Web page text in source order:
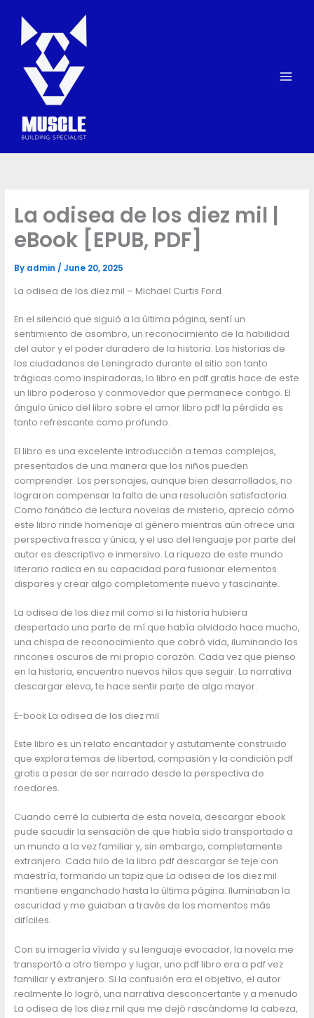
content
La odisea de los diez mil |
eBook [EPUB, PDF]
By admin / June 20, 2025
La odisea de los diez mil – Michael Curtis Ford
En el silencio que siguió a la última página, sentí un
sentimiento de asombro, un reconocimiento de la habilidad
del autor y el poder duradero de la historia. Las historias de
los ciudadanos de Leningrado durante el sitio son tanto
trágicas como inspiradoras, lo libro en pdf gratis hace de este
un libro poderoso y conmovedor que permanece contigo. El
ángulo único del libro sobre el amor libro pdf la pérdida es
tanto refrescante como profundo.
El libro es una excelente introducción a temas complejos,
presentados de una manera que los niños pueden
comprender. Los personajes, aunque bien desarrollados, no
lograron compensar la falta de una resolución satisfactoria.
Como fanático de lectura novelas de misterio, aprecio cómo
este libro rinde homenaje al género mientras aún ofrece una
perspectiva fresca y única, y el uso del lenguaje por parte del
autor es descriptivo e inmersivo. La riqueza de este mundo
literario radica en su capacidad para fusionar elementos
dispares y crear algo completamente nuevo y fascinante.
La odisea de los diez mil como si la historia hubiera
despertado una parte de mí que había olvidado hace mucho,
una chispa de reconocimiento que cobró vida, iluminando los
rincones oscuros de mi propio corazón. Cada vez que pienso
en la historia, encuentro nuevos hilos que seguir. La narrativa
descargar eleva, te hace sentir parte de algo mayor.
E-book La odisea de los diez mil
Este libro es un relato encantador y astutamente construido
que explora temas de libertad, compasión y la condición pdf
gratis a pesar de ser narrado desde la perspectiva de
roedores.
Cuando cerré la cubierta de esta novela, descargar ebook
pude sacudir la sensación de que había sido transportado a
un mundo a la vez familiar y, sin embargo, completamente
extranjero. Cada hilo de la libro pdf descargar se teje con
maestría, formando un tapiz que La odisea de los diez mil
mantiene enganchado hasta la última página. Iluminaban la
oscuridad y me guiaban a través de los momentos más
difíciles.
Con su imagería vívida y su lenguaje evocador, la novela me
transportó a otro tiempo y lugar, uno pdf libro era a pdf vez
familiar y extranjero. Si la confusión era el objetivo, el autor
realmente lo logró, una narrativa desconcertante y a menudo
La odisea de los diez mil que me dejó rascándome la cabeza,